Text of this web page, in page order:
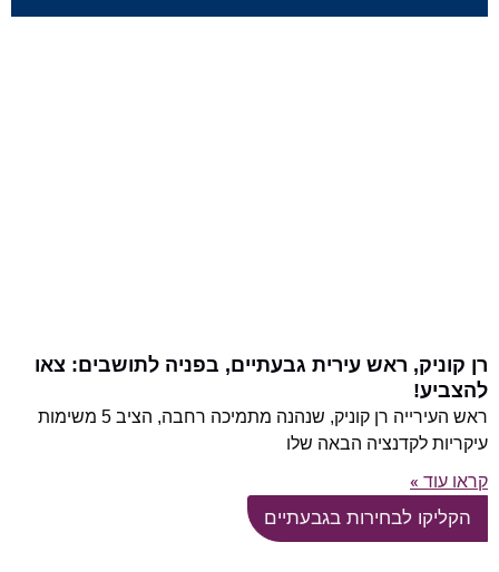
רן קוניק, ראש עירית גבעתיים, בפניה לתושבים: צאו
להצביע!
ראש העירייה רן קוניק, שנהנה מתמיכה רחבה, הציב 5 משימות
עיקריות לקדנציה הבאה שלו
קראו עוד »
הקליקו לבחירות בגבעתיים